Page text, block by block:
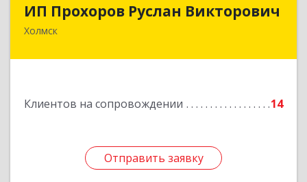
ИП Прохоров Руслан Викторович
Холмск
Клиентов на сопровождении 14
Отправить заявку
694620, Сахалинская обл, Холмский р-н, Холмск
Отправить заявку